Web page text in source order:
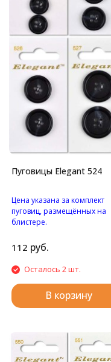
Пуговицы Elegant 524
Цена указана за комплект
пуговиц, размещённых на
блистере.
четырьмя отверстиями.
112 руб.
Осталось 2 шт.
В корзину